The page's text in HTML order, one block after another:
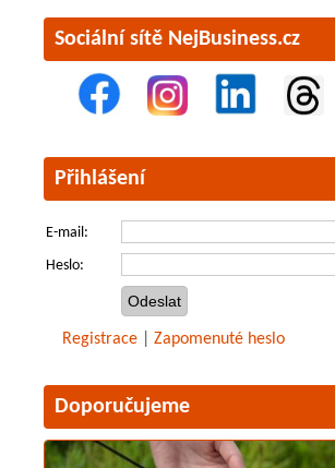
Sociální sítě NejBusiness.cz
Přihlášení
E-mail:
Heslo:
Registrace Zapomenuté heslo
Doporučujeme